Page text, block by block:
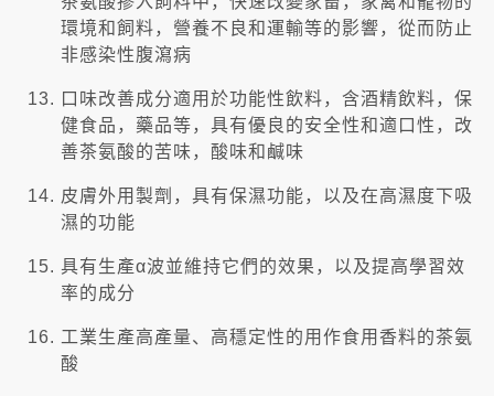
環境和飼料，營養不良和運輸等的影響，從而防止
非感染性腹瀉病
口味改善成分適用於功能性飲料，含酒精飲料，保
健食品，藥品等，具有優良的安全性和適口性，改
善茶氨酸的苦味，酸味和鹹味
皮膚外用製劑，具有保濕功能，以及在高濕度下吸
濕的功能
具有生產α波並維持它們的效果，以及提高學習效
率的成分
工業生產高產量、高穩定性的用作食用香料的茶氨
酸